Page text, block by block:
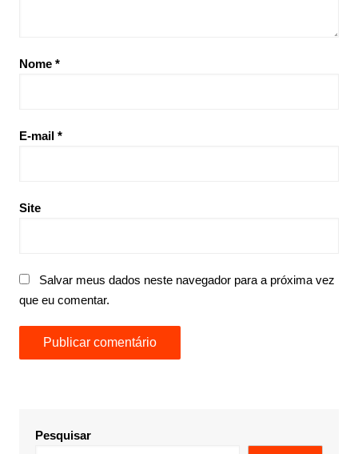
Nome *
E-mail *
Site
Salvar meus dados neste navegador para a próxima vez
que eu comentar.
Pesquisar